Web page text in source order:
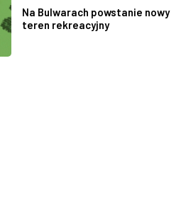
Na Bulwarach powstanie nowy
teren rekreacyjny